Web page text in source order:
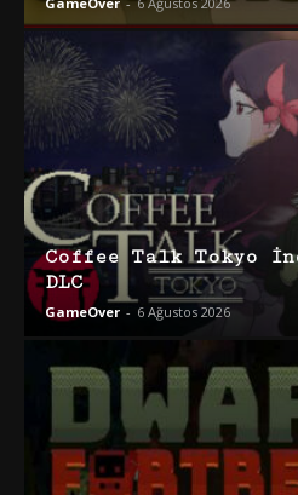
Coffee Talk Tokyo
DLC
GameOver - 6 Ağustos 2026